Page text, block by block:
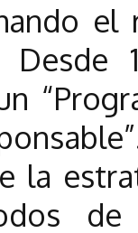
la
de